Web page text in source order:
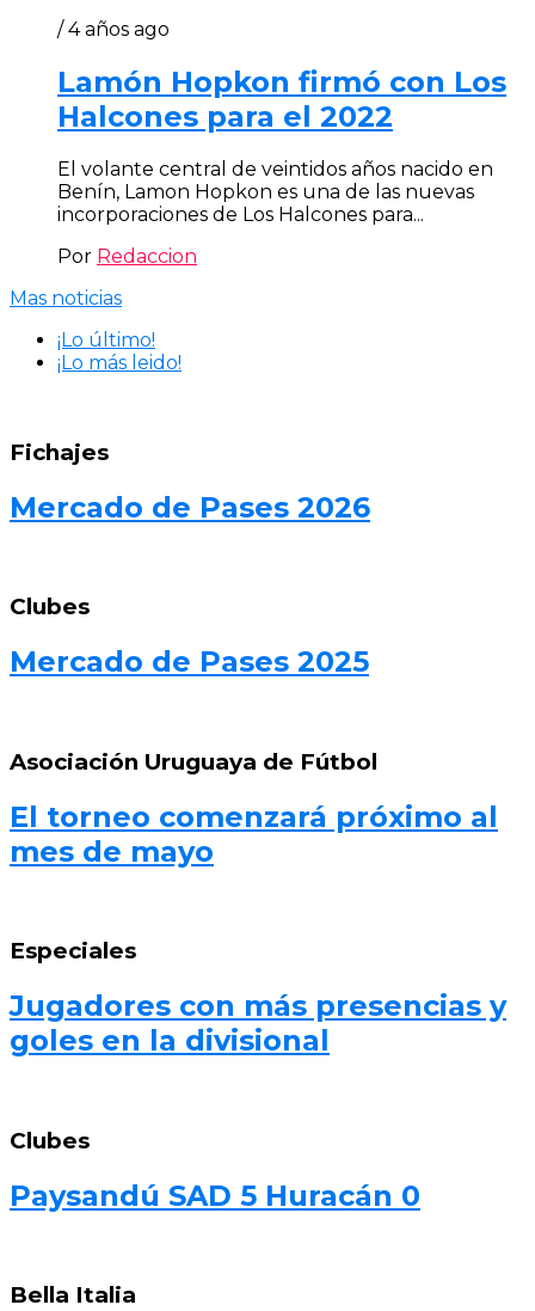
/ 4 años ago
Lamón Hopkon firmó con Los
Halcones para el 2022
El volante central de veintidos años nacido en
Benín, Lamon Hopkon es una de las nuevas
incorporaciones de Los Halcones para...
Por Redaccion
Mas noticias
¡Lo último!
¡Lo más leido!
Fichajes
Mercado de Pases 2026
Clubes
Mercado de Pases 2025
Asociación Uruguaya de Fútbol
El torneo comenzará próximo al
mes de mayo
Especiales
Jugadores con más presencias y
goles en la divisional
Clubes
Paysandú SAD 5 Huracán 0
Bella Italia